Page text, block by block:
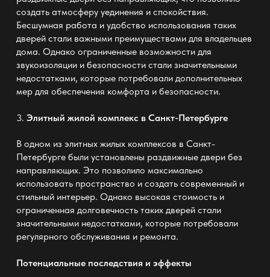
создать атмосферу уединения и спокойствия.
Бесшумная работа и удобство использования таких
дверей стали важными преимуществами для владельцев
дома. Однако ограниченные возможности для
звукоизоляции и безопасности стали значительными
недостатками, которые потребовали дополнительных
мер для обеспечения комфорта и безопасности.
3. Элитный жилой комплекс в Санкт-Петербурге
В одном из элитных жилых комплексов в Санкт-
Петербурге были установлены раздвижные двери без
направляющих. Это позволило максимально
использовать пространство и создать современный и
стильный интерьер. Однако высокая стоимость и
ограниченная долговечность таких дверей стали
значительными недостатками, которые потребовали
регулярного обслуживания и ремонта.
Потенциальные последствия и эффекты